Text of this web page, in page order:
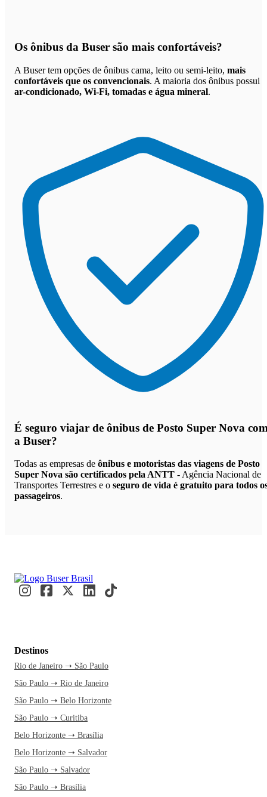
Os ônibus da Buser são mais confortáveis?
A Buser tem opções de ônibus cama, leito ou semi-leito, mais
confortáveis que os convencionais. A maioria dos ônibus possui
ar-condicionado, Wi-Fi, tomadas e água mineral.
É seguro viajar de ônibus de Posto Super Nova
a Buser?
Todas as empresas de ônibus e motoristas das viagens de Posto
Super Nova são certificados pela ANTT - Agência Nacional de
Transportes Terrestres e o seguro de vida é gratuito para todos
passageiros.
Destinos
Rio de Janeiro ➝ São Paulo
São Paulo ➝ Rio de Janeiro
São Paulo ➝ Belo Horizonte
São Paulo ➝ Curitiba
Belo Horizonte ➝ Brasília
Belo Horizonte ➝ Salvador
São Paulo ➝ Salvador
São Paulo ➝ Brasília